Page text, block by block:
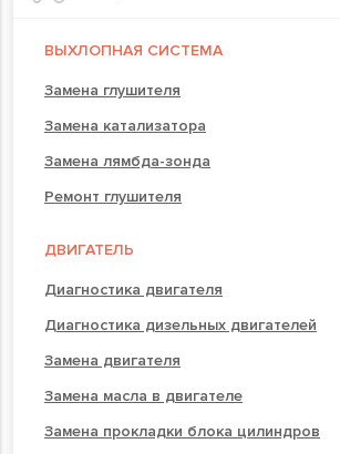
ВЫХЛОПНАЯ СИСТЕМА
Замена глушителя
Замена катализатора
Замена лямбда-зонда
Ремонт глушителя
ДВИГАТЕЛЬ
Диагностика двигателя
Диагностика дизельных двигателей
Замена двигателя
Замена масла в двигателе
Замена прокладки блока цилиндров